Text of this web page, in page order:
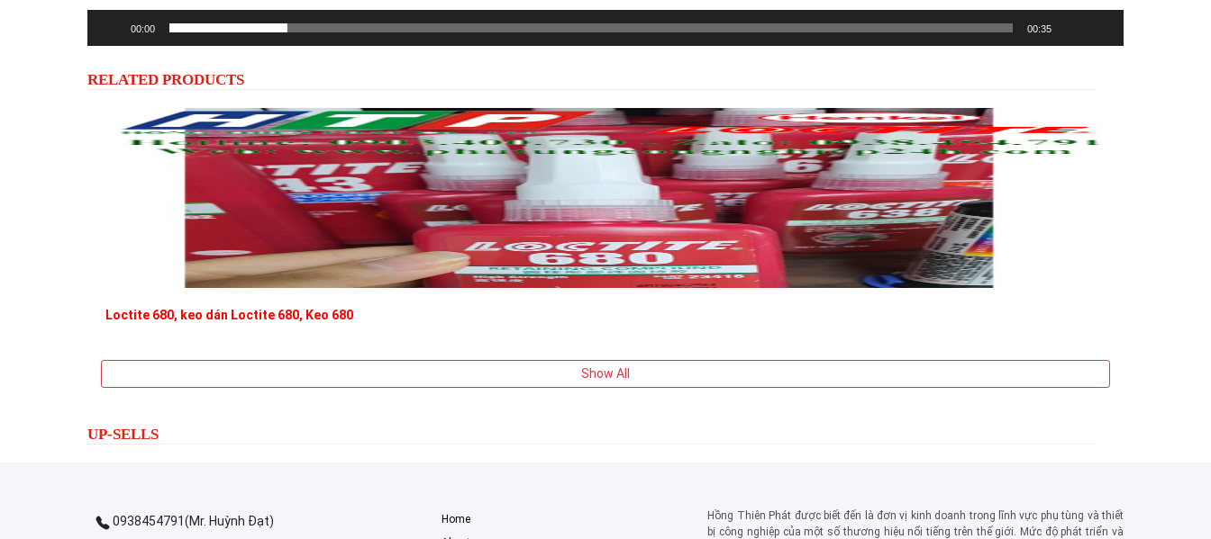
00:00 00:35
RELATED PRODUCTS
Loctite 680, keo dán Loctite 680, Keo 680
Show All
UP-SELLS
0938454791(Mr. Huỳnh Đạt)
Home
Hồng Thiên Phát được biết đến là đơn vị kinh doanh trong lĩnh vực phụ tùng và thiết
bị công nghiệp của một số thương hiệu nổi tiếng trên thế giới. Mức độ phát triển và